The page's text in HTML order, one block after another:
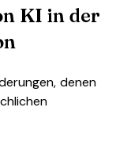
KI in der
denen